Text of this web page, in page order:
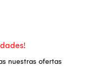
nuestras ofertas